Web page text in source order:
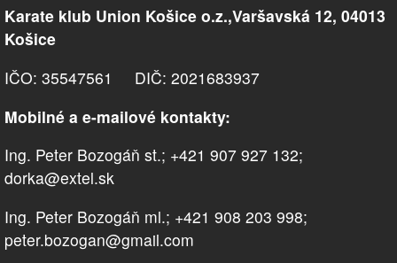
Karate klub Union Košice o.z.,Varšavská 12, 04013
Košice
IČO: 35547561 DIČ: 2021683937
Mobilné a e-mailové kontakty:
Ing. Peter Bozogáň st.; +421 907 927 132;
dorka@extel.sk
Ing. Peter Bozogáň ml.; +421 908 203 998;
peter.bozogan@gmail.com